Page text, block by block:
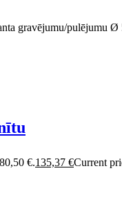
gravējumu/pulējumu
€.135,37 €Current